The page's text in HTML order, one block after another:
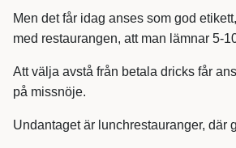
Men det får idag anses som god
med restaurangen, att man lämnar 5-
Att välja avstå från betala dricks får
på missnöje.
Undantaget är lunchrestauranger, där